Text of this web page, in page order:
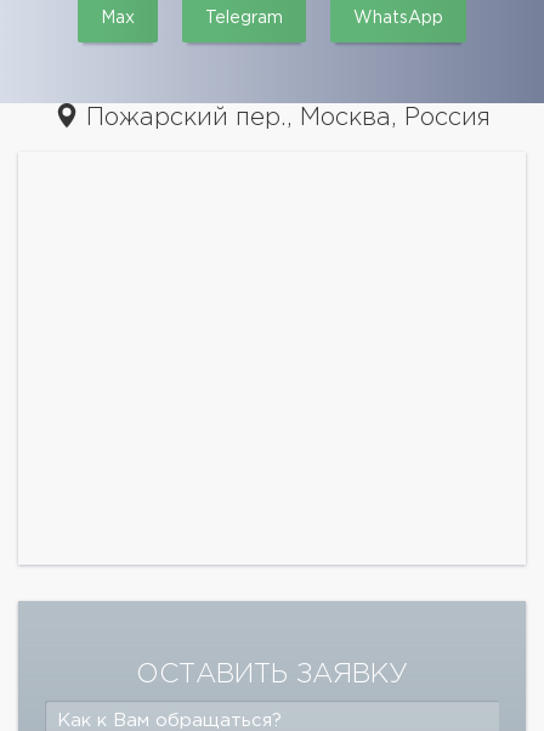
Max Telegram WhatsApp
Пожарский пер., Москва, Россия
ОСТАВИТЬ ЗАЯВКУ
Как к Вам обращаться?